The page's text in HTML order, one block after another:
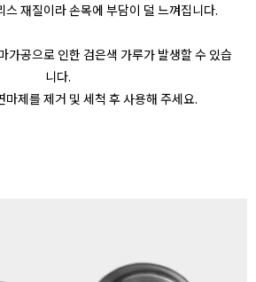
스 재질이라 손목에 부담이 덜 느껴집니다.
가공으로 인한 검은색 가루가 발생할 수 있습
니다.
마제를 제거 및 세척 후 사용해 주세요.